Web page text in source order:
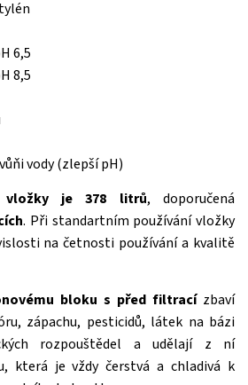
6,5
8,5
vody (zlepší pH)
vložky je 378 litrů, doporučená
. Při standartním používání vložky
na četnosti používání a kvalitě
bloku s před filtracízbaví
zápachu, pesticidů, látek na bázi
rozpouštědel a udělají z ní
která je vždy čerstvá a chladivá k